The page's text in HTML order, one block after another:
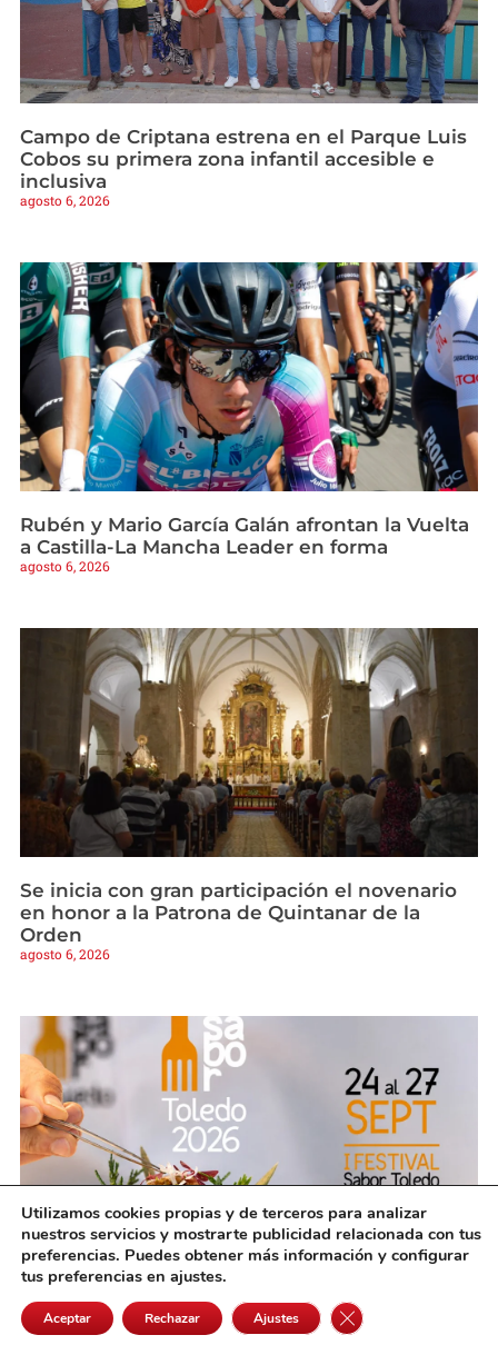
Campo de Criptana estrena en el Parque Luis
Cobos su primera zona infantil accesible e
inclusiva
agosto 6, 2026
Rubén y Mario García Galán afrontan la Vuelta
a Castilla-La Mancha Leader en forma
agosto 6, 2026
Se inicia con gran participación el novenario
en honor a la Patrona de Quintanar de la
Orden
agosto 6, 2026
Más de 60 productores confirman ya su
presencia en ‘Sabor Toledo’
agosto 6, 2026
Utilizamos cookies propias y de terceros para analizar
nuestros servicios y mostrarte publicidad relacionada con tus
preferencias. Puedes obtener más información y configurar
tus preferencias en ajustes.
Aceptar Rechazar Ajustes Cerrar el banner de